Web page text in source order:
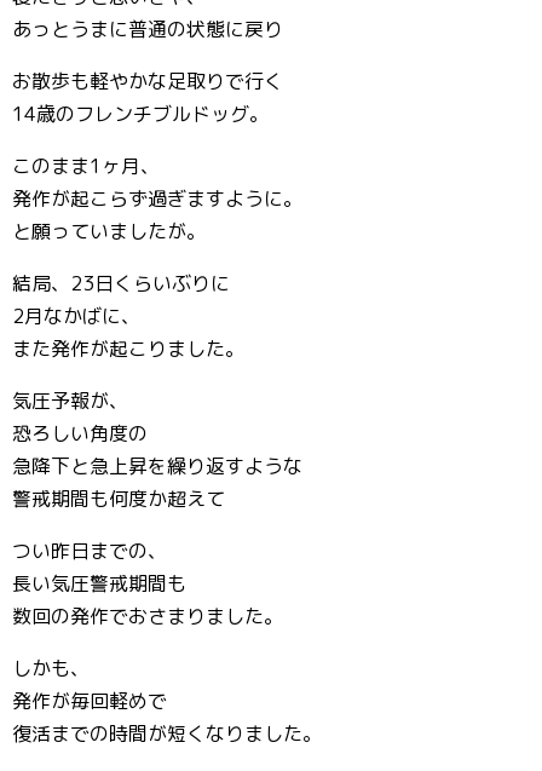
あっとうまに普通の状態に戻り
お散歩も軽やかな足取りで行く
14歳のフレンチブルドッグ。
このまま1ヶ月、
発作が起こらず過ぎますように。
と願っていましたが。
結局、23日くらいぶりに
2月なかばに、
また発作が起こりました。
気圧予報が、
恐ろしい角度の
急降下と急上昇を繰り返すような
警戒期間も何度か超えて
つい昨日までの、
長い気圧警戒期間も
数回の発作でおさまりました。
しかも、
発作が毎回軽めで
復活までの時間が短くなりました。